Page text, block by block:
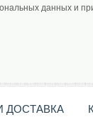
данных и
ДОСТАВКА